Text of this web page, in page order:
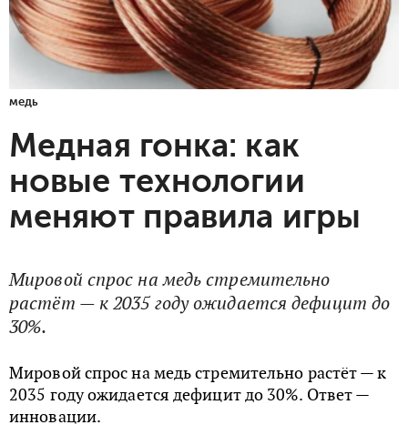
медь
Медная гонка: как
новые технологии
меняют правила игры
Мировой спрос на медь стремительно
растёт — к 2035 году ожидается дефицит до
30%.
Мировой спрос на медь стремительно растёт — к
2035 году ожидается дефицит до 30%. Ответ —
инновации.